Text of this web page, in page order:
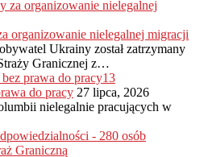
organizowanie nielegalnej migracji
Ukrainy został zatrzymany
Granicznej z…
13
do pracy 27 lipca, 2026
nielegalnie pracujących w